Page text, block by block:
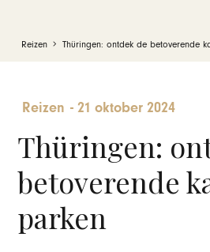
Reizen Thüringen: ontdek de betoverende
Reizen -21 oktober 2024
Thüringen:
betoverende
parken